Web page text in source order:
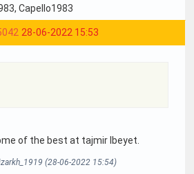
, Capello1983
28-06-2022 15:53
of the best at tajmir lbeyet.
(28-06-2022 15:54)